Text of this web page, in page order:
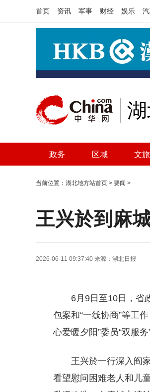
首页 资讯 军事 财经 娱乐
政务 区域 文旅
当前位置： 湖北地方站首页 > 要闻 >
王兴於到麻
2026-06-11 09:37:40 来源： 湖北日报
6月9日至10日，省
包案和“一线协商”等工
心爱暖夕阳”委员“双服务
王兴於一行深入阎
看望慰问困难老人和儿